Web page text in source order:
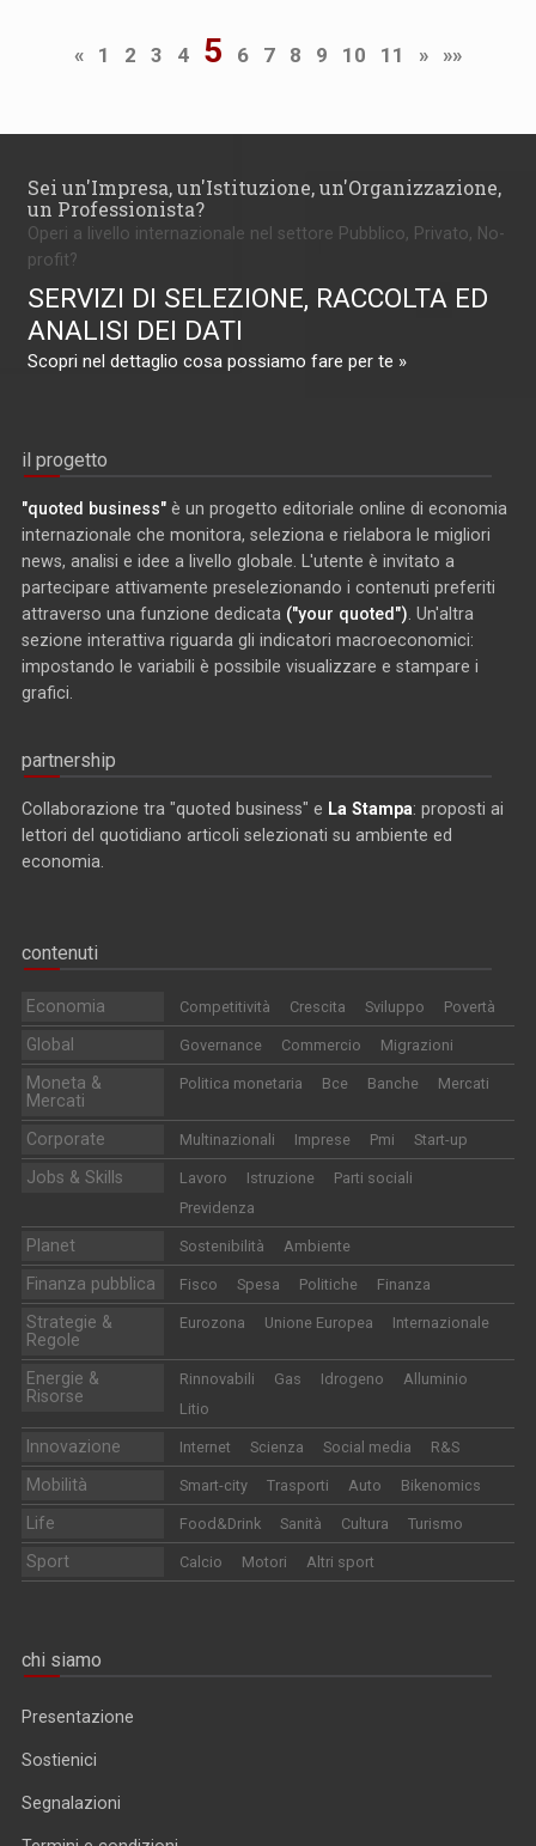
« 1 2 3 4 5 6 7 8 9 10 11 » »»
Sei un'Impresa, un'Istituzione, un'Organizzazione,
un Professionista?
Operi a livello internazionale nel settore Pubblico, Privato, No-
profit?
SERVIZI DI SELEZIONE, RACCOLTA ED
ANALISI DEI DATI
Scopri nel dettaglio cosa possiamo fare per te »
il progetto
"quoted business" è un progetto editoriale online di economia
internazionale che monitora, seleziona e rielabora le migliori
news, analisi e idee a livello globale. L'utente è invitato a
partecipare attivamente preselezionando i contenuti preferiti
attraverso una funzione dedicata ("your quoted") . Un'altra
sezione interattiva riguarda gli indicatori macroeconomici:
impostando le variabili è possibile visualizzare e stampare i
grafici.
partnership
Collaborazione tra "quoted business" e La Stampa: proposti ai
lettori del quotidiano articoli selezionati su ambiente ed
economia.
contenuti
Economia Competitività Crescita Sviluppo Povertà
Global Governance Commercio Migrazioni
Moneta &
Mercati
Politica monetaria Bce Banche Mercati
Corporate Multinazionali Imprese Pmi Start-up
Jobs & Skills Lavoro Istruzione
Parti sociali
Previdenza
Planet Sostenibilità Ambiente
Finanza pubblica Fisco Spesa Politiche Finanza
Strategie &
Regole
Eurozona Unione Europea Internazionale
Energie &
Risorse
Rinnovabili Gas Idrogeno
Alluminio
Litio
Innovazione Internet Scienza Social media R&S
Mobilità Smart-city Trasporti Auto Bikenomics
Life Food&Drink Sanità Cultura Turismo
Sport Calcio Motori Altri sport
chi siamo
Presentazione
Sostienici
Segnalazioni